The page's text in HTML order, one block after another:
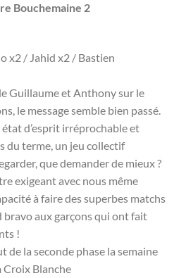
Bouchemaine 2
x2 / Jahid x2 / Bastien
Guillaume et Anthony sur le
le message semble bien passé.
d’esprit irréprochable et
du terme, un jeu collectif
que demander de mieux ?
exigeant avec nous même
à faire des superbes matchs
bravo aux garçons qui ont fait
!
de la seconde phase la semaine
Croix Blanche